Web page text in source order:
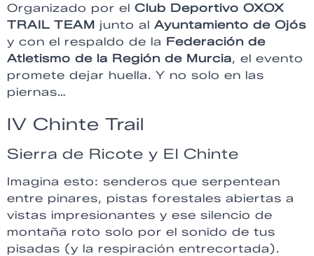
Organizado por el Club Deportivo OXOX
TRAIL TEAM junto al Ayuntamiento de Ojós
y con el respaldo de la Federación de
Atletismo de la Región de Murcia, el evento
promete dejar huella. Y no solo en las
piernas…
IV Chinte Trail
Sierra de Ricote y El Chinte
Imagina esto: senderos que serpentean
entre pinares, pistas forestales abiertas a
vistas impresionantes y ese silencio de
montaña roto solo por el sonido de tus
pisadas (y la respiración entrecortada).